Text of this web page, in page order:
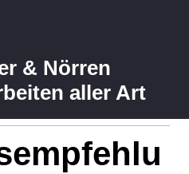
& Nörren
aller Art